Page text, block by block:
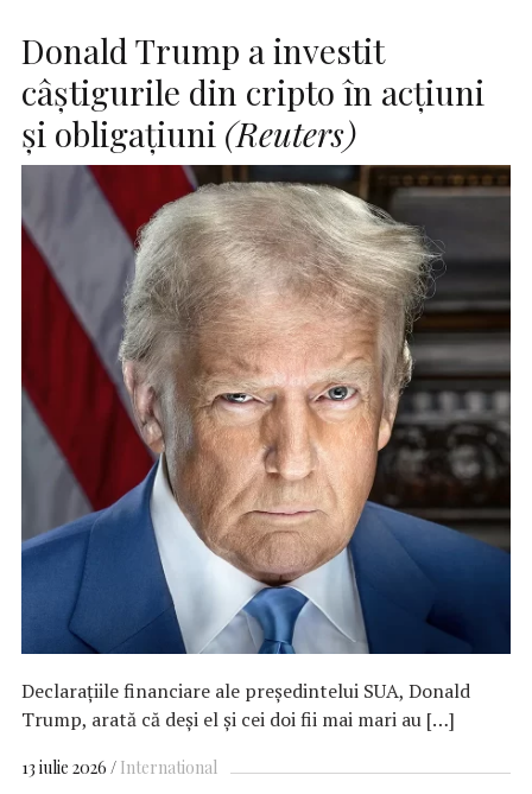
Donald Trump a investit
câştigurile din cripto în acţiuni
şi obligaţiuni (Reuters)
Declaraţiile financiare ale preşedintelui SUA, Donald
Trump, arată că deşi el şi cei doi fii mai mari au […]
13 iulie 2026 International